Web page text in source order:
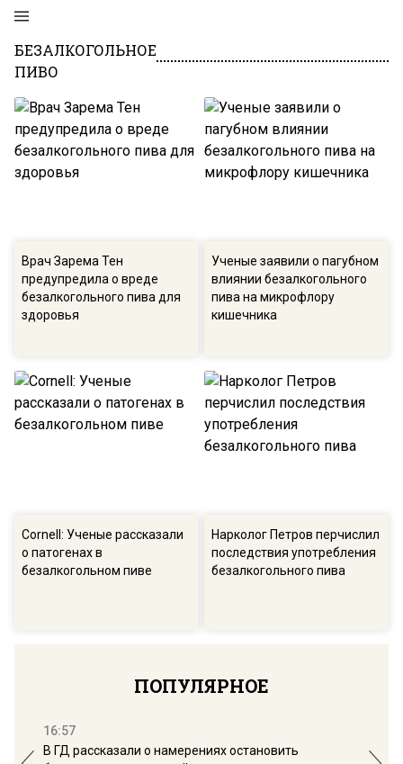
БЕЗАЛКОГОЛЬНОЕ
ПИВО
Врач Зарема Тен
предупредила о вреде
безалкогольного пива для
здоровья
Ученые заявили о пагубном
влиянии безалкогольного
пива на микрофлору
кишечника
Cornell: Ученые рассказали
о патогенах в
безалкогольном пиве
Нарколог Петров перчислил
последствия употребления
безалкогольного пива
ПОПУЛЯРНОЕ
16:57
В ГД рассказали о намерениях остановить